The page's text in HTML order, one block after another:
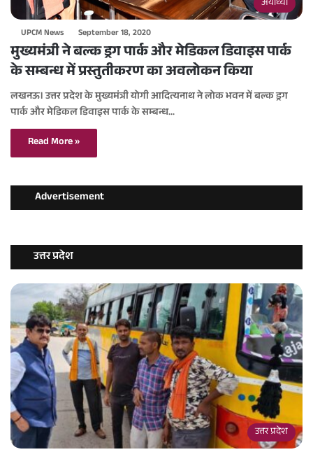
अयोध्या
UPCM News September 18, 2020
मुख्यमंत्री ने बल्क ड्रग पार्क और मेडिकल डिवाइस पार्क
के सम्बन्ध में प्रस्तुतीकरण का अवलोकन किया
लखनऊ। उत्तर प्रदेश के मुख्यमंत्री योगी आदित्यनाथ ने लोक भवन में बल्क ड्रग
पार्क और मेडिकल डिवाइस पार्क के सम्बन्ध…
Read More »
Advertisement
उत्तर प्रदेश
उत्तर प्रदेश